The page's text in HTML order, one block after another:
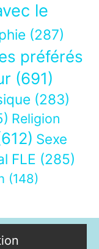
le
(287)
préférés
(691)
(283)
Religion
Sexe
FLE (285)
(148)